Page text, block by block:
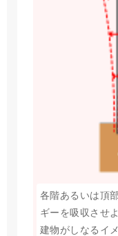
各階あるいは頂
ギーを吸収させ
建物がしなるイ